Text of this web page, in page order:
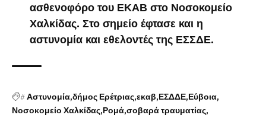
ασθενοφόρο του ΕΚΑΒ στο Νοσοκομείο
Χαλκίδας. Στο σημείο έφτασε και η
αστυνομία και εθελοντές της ΕΣΣΔΕ.
#Αστυνομία δήμος Ερέτριας εκαβ ΕΣΔΔΕ Εύβοια
Νοσοκομείο Χαλκίδας Ρομά σοβαρά τραυματίας